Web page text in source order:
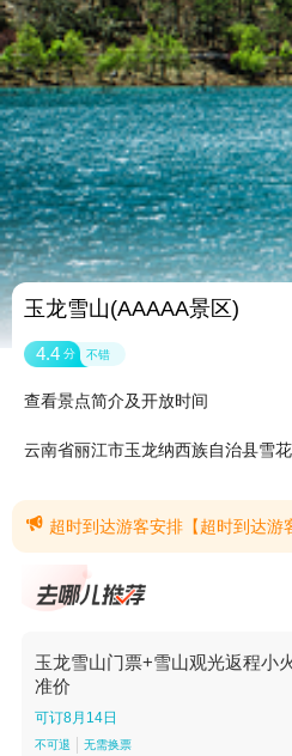
玉龙雪山(AAAAA景区)
4.4 分 不错
查看景点简介及开放时间
云南省丽江市玉龙纳西族自治县雪
 超时到达游客安排【超时到达游客安
玉龙雪山门票+雪山观光返程小
准价
可订8月14日
不可退 无需换票